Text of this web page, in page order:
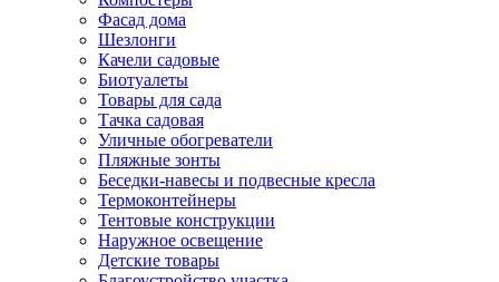
Фасад дома
Шезлонги
Качели садовые
Биотуалеты
Товары для сада
Тачка садовая
Уличные обогреватели
Пляжные зонты
Беседки-навесы и подвесные кресла
Термоконтейнеры
Тентовые конструкции
Наружное освещение
Детские товары